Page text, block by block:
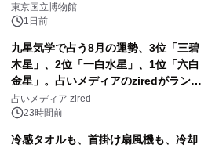
東京国立博物館
1日前
九星気学で占う8月の運勢、3位「三碧
木星」、2位「一白水星」、1位「六白
金星」。占いメディアのziredがランキ
ングを発表
占いメディア zired
23時間前
冷感タオルも、首掛け扇風機も、冷却